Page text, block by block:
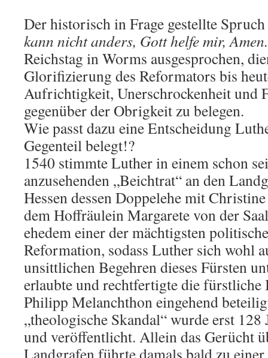
Der historisch in Frage gestellte Spruch
kann nicht anders, Gott helfe mir, Amen.
Reichstag in Worms ausgesprochen,
Glorifizierung des Reformators bis
Aufrichtigkeit, Unerschrockenheit und
gegenüber der Obrigkeit zu belegen.
Wie passt dazu eine Entscheidung
Gegenteil belegt!?
1540 stimmte Luther in einem schon
anzusehenden „Beichtrat“ an den
Hessen dessen Doppelehe mit
dem Hoffräulein Margarete von der
ehedem einer der mächtigsten
Reformation, sodass Luther sich wohl
unsittlichen Begehren dieses Fürsten
erlaubte und rechtfertigte die fürstliche
Philipp Melanchthon eingehend
„theologische Skandal“ wurde erst 128
und veröffentlicht. Allein das Gerücht
Landgrafen führte damals bald zu